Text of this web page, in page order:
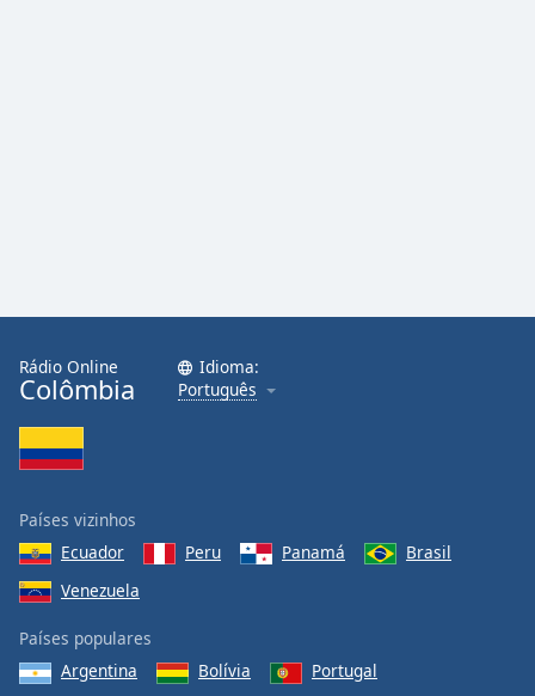
Rádio Online
Colômbia
Idioma:
Português
Países vizinhos
Ecuador
Peru Panamá
Brasil
Venezuela
Países populares
Argentina
Bolívia
Portugal